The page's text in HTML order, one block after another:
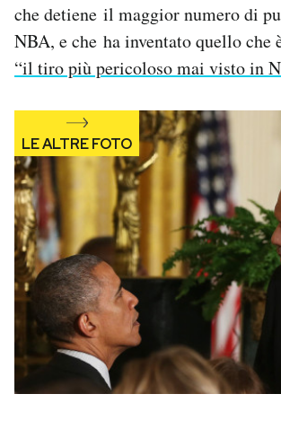
Newsletter
Notifiche mobile
Regala il Post
Esci
che detiene il maggior numero di
NBA, e che ha inventato quello che
“il tiro più pericoloso mai visto in